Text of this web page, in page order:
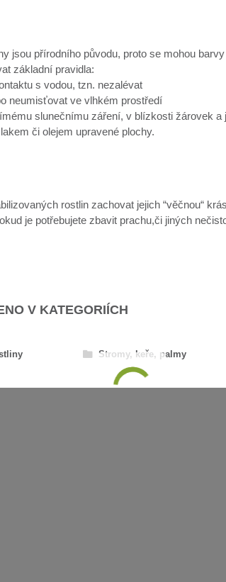
jsou přírodního původu, proto se mohou
základní pravidla:
s vodou, tzn. nezalévat
neumisťovat ve vlhkém prostředí
slunečnímu záření, v blízkosti žárovek
či olejem upravené plochy.
rostlin zachovat jejich “věčnou“
je potřebujete zbavit prachu,či jiných
V KATEGORIÍCH
Stromy, keře, palmy